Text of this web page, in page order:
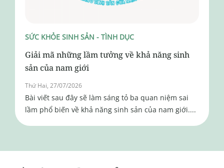
SỨC KHỎE SINH SẢN - TÌNH DỤC
Giải mã những lầm tưởng về khả năng sinh
sản của nam giới
Thứ Hai, 27/07/2026
Bài viết sau đây sẽ làm sáng tỏ ba quan niệm sai
lầm phổ biến về khả năng sinh sản của nam giới....